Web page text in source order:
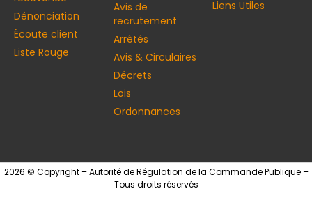
Dénonciation
Écoute client
Liste Rouge
Avis de
recrutement
Arrêtés
Avis & Circulaires
Décrets
Lois
Ordonnances
Liens Utiles
2026 © Copyright – Autorité de Régulation de la Commande Publique –
Tous droits réservés